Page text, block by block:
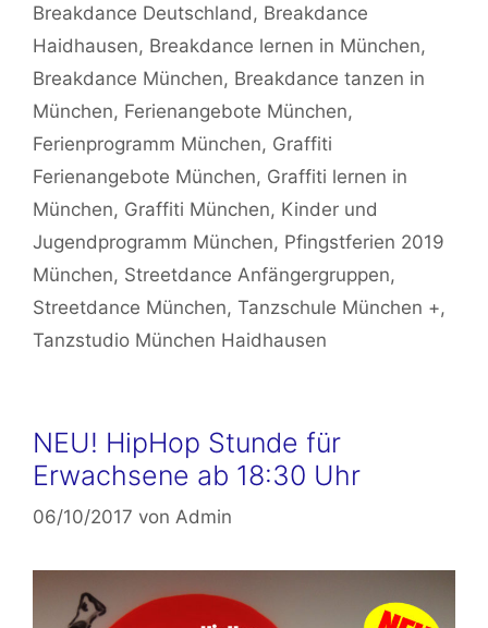
Breakdance Deutschland , Breakdance
Haidhausen, Breakdance lernen in München,
Breakdance München, Breakdance tanzen in
München, Ferienangebote München,
Ferienprogramm München, Graffiti
Ferienangebote München, Graffiti lernen in
München, Graffiti München, Kinder und
Jugendprogramm München, Pfingstferien 2019
München, Streetdance Anfängergruppen,
Streetdance München, Tanzschule München +,
Tanzstudio München Haidhausen
NEU! HipHop Stunde für
Erwachsene ab 18:30 Uhr
06/10/2017 von Admin